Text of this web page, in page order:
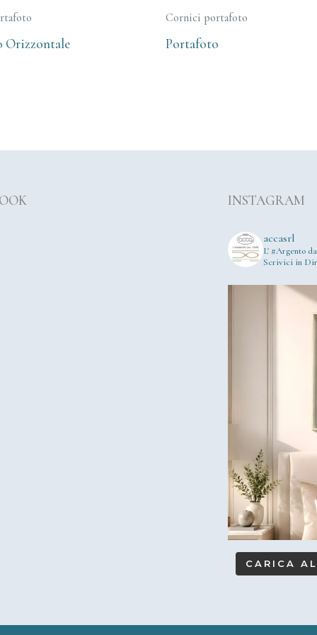
Orizzontale
Cornici portafoto
Portafoto
INSTAGRAM
accasrl
L' #Argento
Scrivici in
CARICA